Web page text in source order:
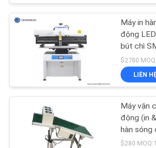
CHUYẾN
THAM
MÁY
KIỂM
Máy in stear
Máy in
động
bút chì
chì SMT
$2780
LIÊN
Máy vận
động (in
hàn sóng
lắp ráp
$280